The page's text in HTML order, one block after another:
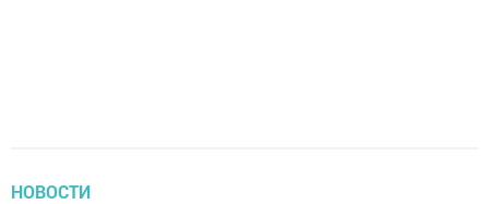
НОВОСТИ